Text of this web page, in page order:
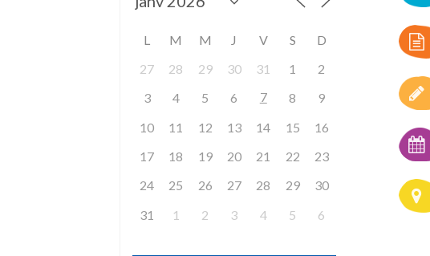
L M M J V S
D
27
28 29 30 31 1
2
3
4 5 6 7 8
9
10
11 12 13 14 15
16
17
18 19 20 21 22
23
24
25 26 27 28 29
30
31
1 2 3 4 5 6